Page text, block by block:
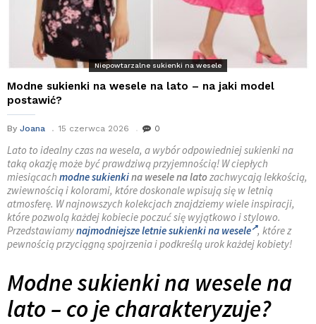
Niepowtarzalne sukienki na wesele
Modne sukienki na wesele na lato – na jaki model
postawić?
By Joana 15 czerwca 2026 0
Lato to idealny czas na wesela, a wybór odpowiedniej sukienki na
taką okazję może być prawdziwą przyjemnością! W ciepłych
miesiącach modne sukienkina wesele na latozachwycają lekkością,
zwiewnością i kolorami, które doskonale wpisują się w letnią
atmosferę. W najnowszych kolekcjach znajdziemy wiele inspiracji,
które pozwolą każdej kobiecie poczuć się wyjątkowo i stylowo.
Przedstawiamynajmodniejsze letnie sukienki na wesele , które z
pewnością przyciągną spojrzenia i podkreślą urok każdej kobiety!
Modne sukienki na wesele na
lato – co je charakteryzuje?